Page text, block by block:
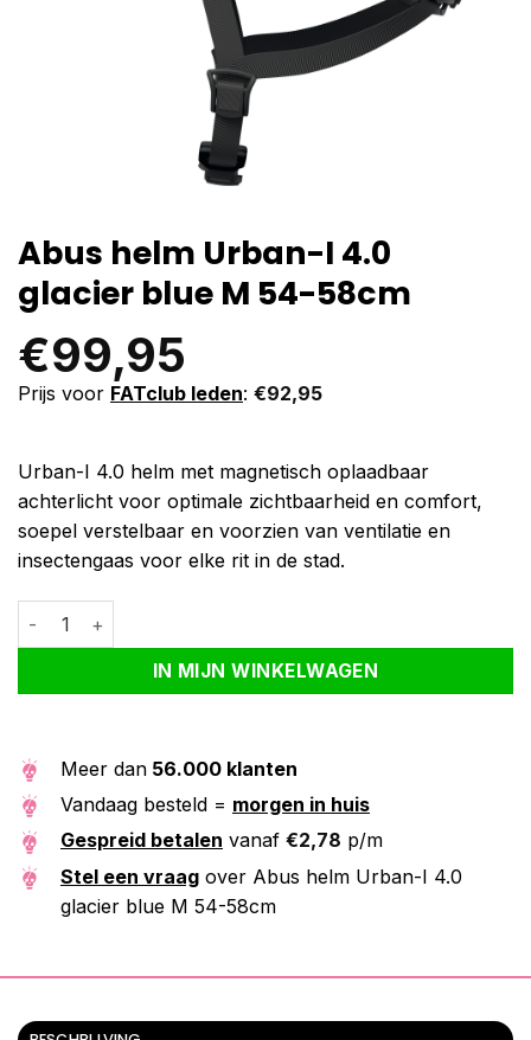
Abus helm Urban-I 4.0
glacier blue M 54-58cm
€99,95
Prijs voor FATclub leden: €92,95
Urban-I 4.0 helm met magnetisch oplaadbaar
achterlicht voor optimale zichtbaarheid en comfort,
soepel verstelbaar en voorzien van ventilatie en
insectengaas voor elke rit in de stad.
Abus helm Urban-I 4.0 glacier blue M 54-58cm aantal
IN MIJN WINKELWAGEN
Alternative:
Meer dan 56.000 klanten
Vandaag besteld = morgen in huis
Gespreid betalen vanaf €2,78 p/m
Stel een vraag over Abus helm Urban-I 4.0
glacier blue M 54-58cm